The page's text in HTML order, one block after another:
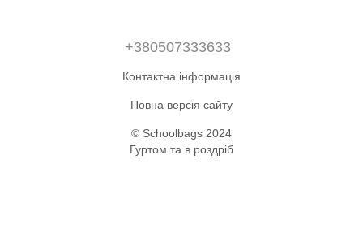
+380507333633
Контактна інформація
Повна версія сайту
© Schoolbags 2024
Гуртом та в роздріб